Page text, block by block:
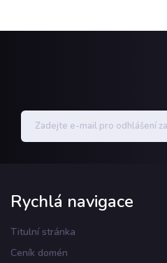
Rychlá navigace
Titulní stránka
Ceník domén